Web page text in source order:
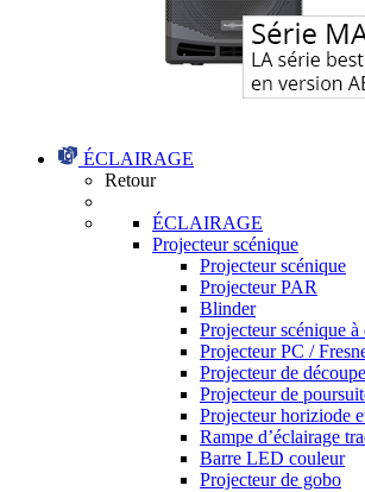
ÉCLAIRAGE
Retour
ÉCLAIRAGE
Projecteur scénique
Projecteur scénique
Projecteur PAR
Blinder
Projecteur scénique
Projecteur PC /
Projecteur de découpe
Projecteur de
Projecteur horiziode
Rampe d’éclairage
Barre LED couleur
Projecteur de gobo